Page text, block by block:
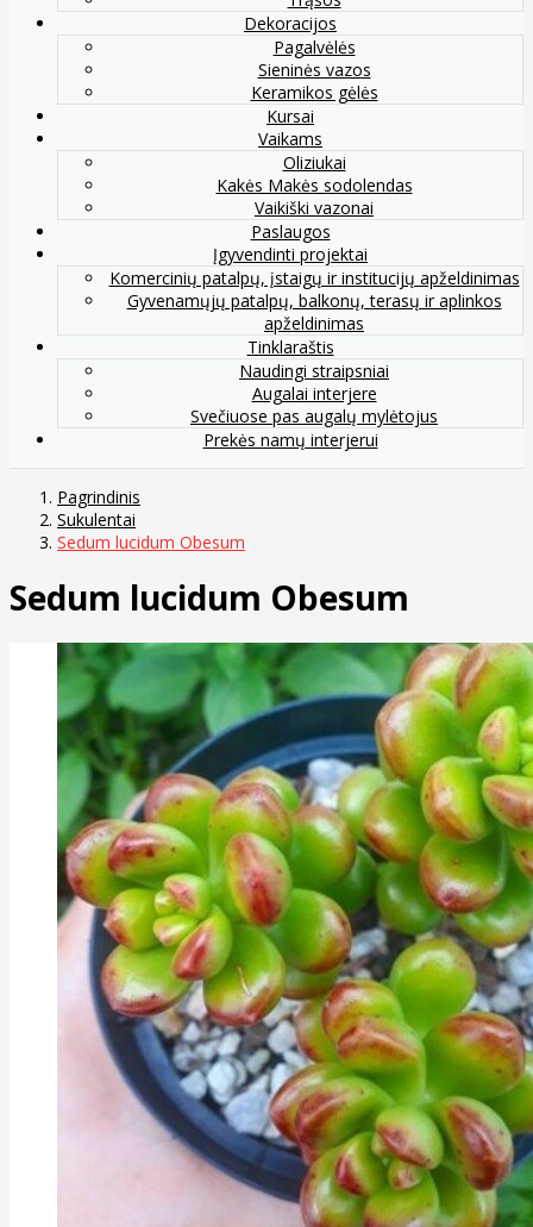
Dekoracijos
Pagalvėlės
Sieninės vazos
Keramikos gėlės
Kursai
Vaikams
Oliziukai
Kakės Makės sodolendas
Vaikiški vazonai
Paslaugos
Įgyvendinti projektai
Komercinių patalpų, įstaigų ir institucijų apželdinimas
Gyvenamųjų patalpų, balkonų, terasų ir aplinkos
apželdinimas
Tinklaraštis
Naudingi straipsniai
Augalai interjere
Svečiuose pas augalų mylėtojus
Prekės namų interjerui
Pagrindinis
Sukulentai
Sedum lucidum Obesum
Sedum lucidum Obesum